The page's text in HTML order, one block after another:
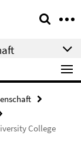
College